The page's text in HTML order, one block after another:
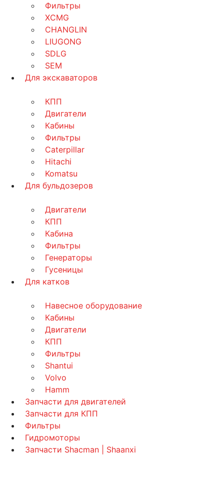
Фильтры
XCMG
CHANGLIN
LIUGONG
SDLG
SEM
Для экскаваторов
КПП
Двигатели
Кабины
Фильтры
Caterpillar
Hitachi
Komatsu
Для бульдозеров
Двигатели
КПП
Кабина
Фильтры
Генераторы
Гусеницы
Для катков
Навесное оборудование
Кабины
Двигатели
КПП
Фильтры
Shantui
Volvo
Hamm
Запчасти для двигателей
Запчасти для КПП
Фильтры
Гидромоторы
Запчасти Shacman | Shaanxi